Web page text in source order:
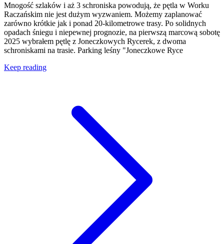
Mnogość szlaków i aż 3 schroniska powodują, że pętla w Worku
Raczańskim nie jest dużym wyzwaniem. Możemy zaplanować
zarówno krótkie jak i ponad 20-kilometrowe trasy. Po solidnych
opadach śniegu i niepewnej prognozie, na pierwszą marcową sobotę
2025 wybrałem pętlę z Joneczkowych Rycerek, z dwoma
schroniskami na trasie. Parking leśny "Joneczkowe Ryce
Keep reading